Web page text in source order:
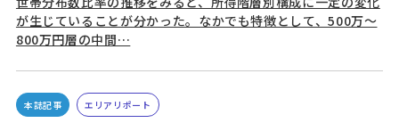
が生じていることが分かった。なかでも特徴として、500万～
800万円層の中間…
本誌記事 エリアリポート